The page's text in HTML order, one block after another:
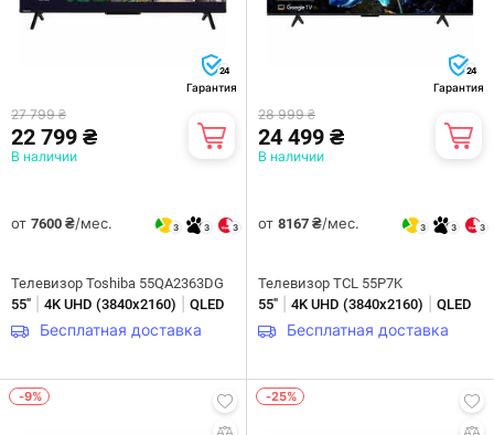
24
Гарантия
27 799 ₴
22 799 ₴
В наличии
от 7600 ₴/мес. 3 3 3
Телевизор Toshiba 55QA2363DG
55"
4K UHD (3840х2160) QLED
Бесплатная доставка
24
Гарантия
28 999 ₴
24 499 ₴
В наличии
от 8167 ₴/мес. 3 3 3
Телевизор TCL 55P7K
55"
4K UHD (3840х2160) QLED
Бесплатная доставка
-9% -25%